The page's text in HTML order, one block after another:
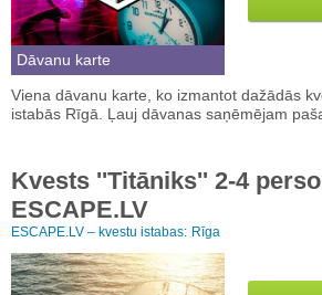
Dāvanu karte
Viena dāvanu karte, ko izmantot dažādās
istabās Rīgā. Ļauj dāvanas saņēmējam
Kvests ''Titāniks'' 2-4
ESCAPE.LV
ESCAPE.LV – kvestu istabas: Rīga